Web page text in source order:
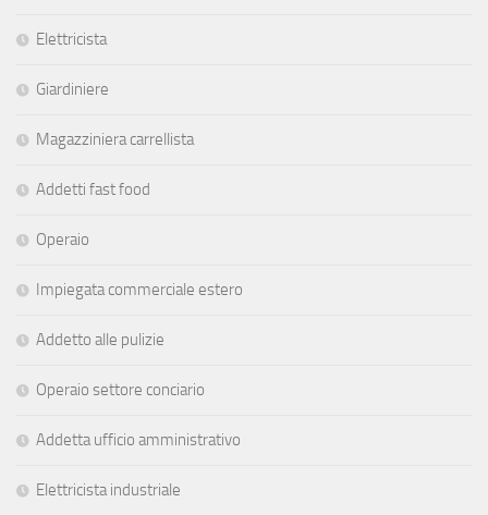
Elettricista
Giardiniere
Magazziniera carrellista
Addetti fast food
Operaio
Impiegata commerciale estero
Addetto alle pulizie
Operaio settore conciario
Addetta ufficio amministrativo
Elettricista industriale